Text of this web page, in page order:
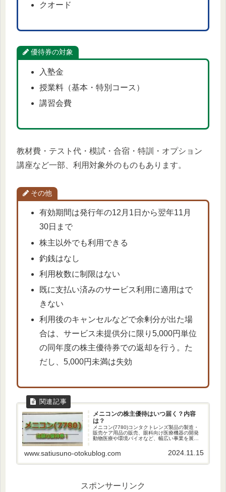
クオード
優待券の対象
入塾金
授業料（基本・特別コース）
講習会費
教材費・テスト代・模試・合宿・特訓・オプション
講座など一部、利用対象外のものもあります。
その他
有効期間は発行年の12月1日から翌年11月
30日まで
株主以外でも利用できる
釣銭はなし
利用枚数に制限はない
既に支払い済みのサービス利用に適用はで
きない
利用後のキャンセルなどで余剰分が出た場
合は、サービス未提供分に限り5,000円単位
の同年度の株主優待券での返却を行う。た
だし、5,000円未満は失効
メニコンの株主優待はいつ届く？内容
は？
メニコン(7780)コンタクトレンズ製品の製造・
販売ケア用品の販売、眼科向け医療機器の開発
動物医療や環境バイオなど、幅広い事業を展開
よ！株主優待についてメニコンからは優待券や
サプリがもらえます。公式...
www.satiusuno-otokublog.com 2024.11.15
スポンサーリンク